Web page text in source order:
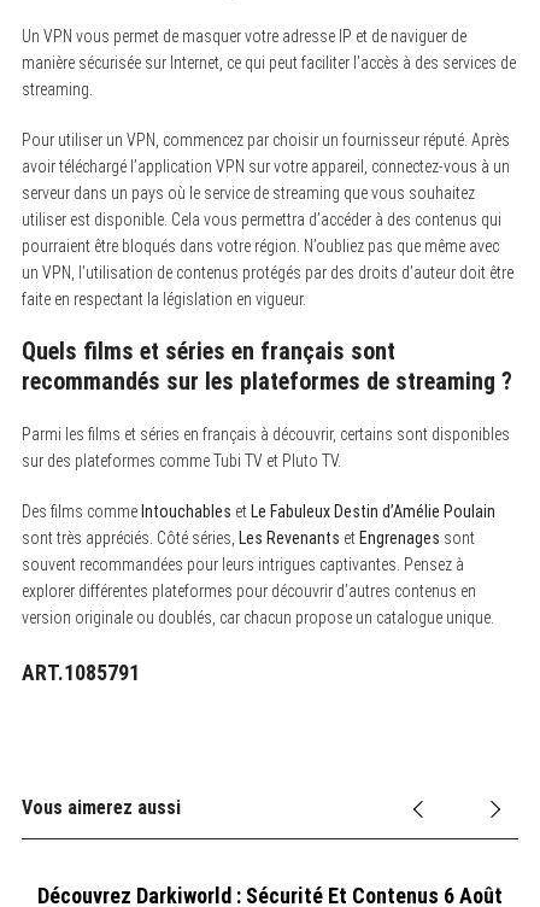
Un VPN vous permet de masquer votre adresse IP et de naviguer de
manière sécurisée sur Internet, ce qui peut faciliter l’accès à des services de
streaming.
Pour utiliser un VPN, commencez par choisir un fournisseur réputé. Après
avoir téléchargé l’application VPN sur votre appareil, connectez-vous à un
serveur dans un pays où le service de streaming que vous souhaitez
utiliser est disponible. Cela vous permettra d’accéder à des contenus qui
pourraient être bloqués dans votre région. N’oubliez pas que même avec
un VPN, l’utilisation de contenus protégés par des droits d’auteur doit être
faite en respectant la législation en vigueur.
Quels films et séries en français sont
recommandés sur les plateformes de streaming ?
Parmi les films et séries en français à découvrir, certains sont disponibles
sur des plateformes comme Tubi TV et Pluto TV.
Des films comme Intouchables et Le Fabuleux Destin d’Amélie Poulain
sont très appréciés. Côté séries, Les Revenants et Engrenages sont
souvent recommandées pour leurs intrigues captivantes. Pensez à
explorer différentes plateformes pour découvrir d’autres contenus en
version originale ou doublés, car chacun propose un catalogue unique.
ART.1085791
Vous aimerez aussi
Découvrez Darkiworld : Sécurité Et Contenus 6 Août